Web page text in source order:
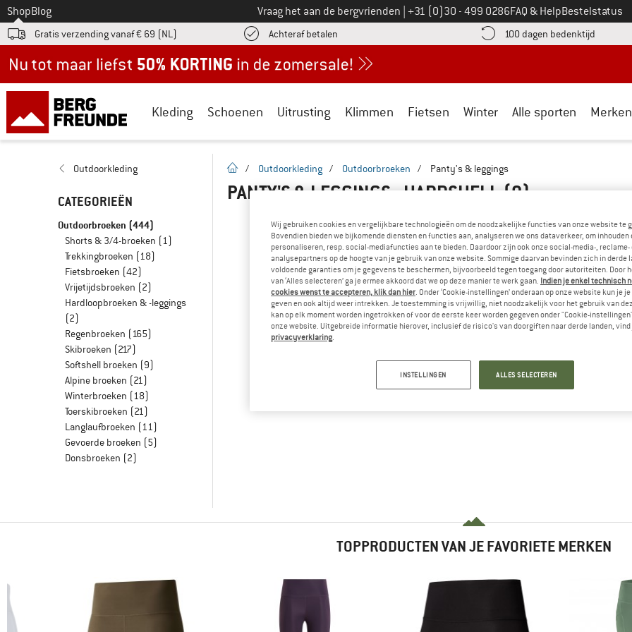
Naar
ShopBlog Vraag het aan de bergvrienden Bel ons op
+31 (0)30 - 499 0286FAQ & HelpBestelstatus
Gratis verzending vanaf € 69 (NL) Achteraf betalen vind de betalingsinformatie hier! Opent in een infovak
100 dagen bedenktijd Vind
Kleding Schoenen Uitrusting Klimmen Fietsen Winter Alle sporten Merken
Outdoorkleding
CATEGORIEËN
Outdoorbroeken (444)
Shorts & 3/4-broeken (1)
Trekkingbroeken (18)
Fietsbroeken (42)
Vrijetijdsbroeken (2)
Hardloopbroeken & -leggings
(2)
Regenbroeken (165)
Skibroeken (217)
Softshell broeken (9)
Alpine broeken (21)
Winterbroeken (18)
Toerskibroeken (21)
Langlaufbroeken (11)
Gevoerde broeken (5)
Donsbroeken (2)
Startpagina
/ Outdoorkleding / Outdoorbroeken / Panty's & leggings
PANTY'S & LEGGINGS - HARDSHELL(0)
SORRY!
Bij de ingestelde filters kunnen we helaas geen
» Ga terug naar de vorige paginaen probeer het met
TOPPRODUCTEN VAN JE FAVORIETE MERKEN
Wij gebruiken cookies en vergelijkbare technologieën om de noodzakelijke functies van onze website te
Bovendien bieden we bijkomende diensten en functies aan, analyseren we ons dataverkeer, om inhouden
personaliseren, resp. social-mediafuncties aan te bieden. Daardoor zijn ook onze social-media-, reclame-
analysepartners op de hoogte van je gebruik van onze website. Sommige daarvan bevinden zich in derde
voldoende garanties om je gegevens te beschermen, bijvoorbeeld tegen toegang door autoriteiten. Door
van ‘Alles selecteren’ ga je ermee akkoord dat we op deze manier te werk gaan. Indien je enkel technisch
cookies wenst te accepteren, klik dan hier . Onder ‘Cookie-instellingen’ onderaan op onze website kun je
geven en ook altijd weer intrekken. Je toestemming is vrijwillig, niet noodzakelijk voor het gebruik van
kan op elk moment worden ingetrokken of voor de eerste keer worden gegeven onder "Cookie-
onze website. Uitgebreide informatie hierover, inclusief de risico's van doorgiften naar derde landen, vind
privacyverklaring
INSTELLINGEN ALLES SELECTEREN